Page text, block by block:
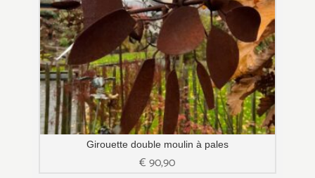
Girouette double moulin à pales
€90,90